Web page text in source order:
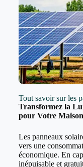
Tout savoir sur les
Transformez la
pour Votre Maison
Les panneaux
vers une
économique. En
inépuisable et